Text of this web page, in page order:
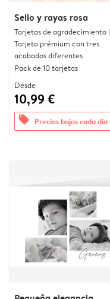
Sello y rayas rosa
Tarjetas de agradecimiento |
Tarjeta prémium con tres
acabados diferentes
Pack de 10 tarjetas
Desde
10,99 €
offers Precios bajos cada día